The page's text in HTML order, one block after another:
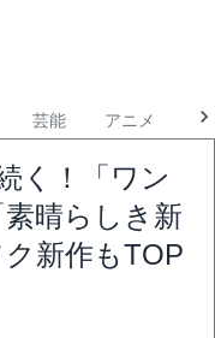
芸能 アニメ
く！「ワン
晴らしき新
新作もTOP